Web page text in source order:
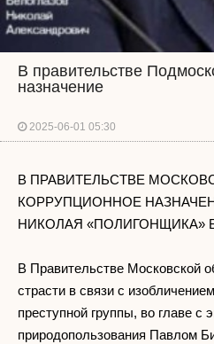
В правительстве
назначение
2025-06-01 05:30
В ПРАВИТЕЛЬСТВЕ
КОРРУПЦИОННОЕ
НИКОЛАЯ «ПОЛИГОНЩИКА»
В Правительстве Московской
страсти в связи с
преступной группы, во главе с
природопользования Павлом